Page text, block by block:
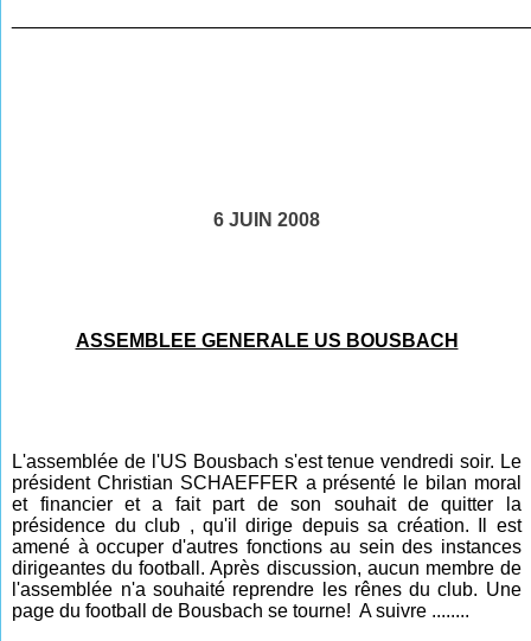
6 JUIN 2008
ASSEMBLEE GENERALE US BOUSBACH
L'assemblée de l'US Bousbach s'est tenue vendredi soir. Le
président Christian SCHAEFFER a présenté le bilan moral
et financier et a fait part de son souhait de quitter la
présidence du club , qu'il dirige depuis sa création. Il est
amené à occuper d'autres fonctions au sein des instances
dirigeantes du football. Après discussion, aucun membre de
l'assemblée n'a souhaité reprendre les rênes du club. Une
page du football de Bousbach se tourne! A suivre ........